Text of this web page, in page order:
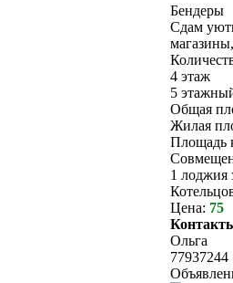
Бендеры
Сдам
4 этаж
5
Общая
Жилая
Площадь
1 лоджия
Цена: 75
Ольга
77937244